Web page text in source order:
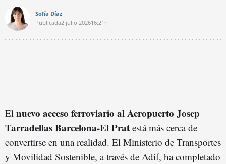
Sofía Díaz
Publicada2 julio 202616:21h
El nuevo acceso ferroviario al Aeropuerto Josep
Tarradellas Barcelona-El Prat está más cerca de
convertirse en una realidad. El Ministerio de Transportes
y Movilidad Sostenible, a través de Adif, ha completado